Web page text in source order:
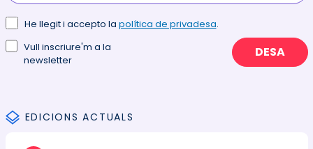
He llegit i accepto la política de privadesa.
Vull inscriure'm a la
newsletter
DESA
EDICIONS ACTUALS